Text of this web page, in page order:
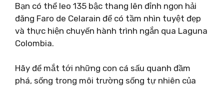
Bạn có thể leo 135 bậc thang lên đỉnh ngọn hải
đăng Faro de Celarain để có tầm nhìn tuyệt đẹp
và thực hiện chuyến hành trình ngắn qua Laguna
Colombia.
Hãy để mắt tới những con cá sấu quanh đầm
phá, sống trong môi trường sống tự nhiên của